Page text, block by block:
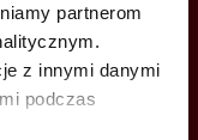
partnerom
z innymi danymi
podczas